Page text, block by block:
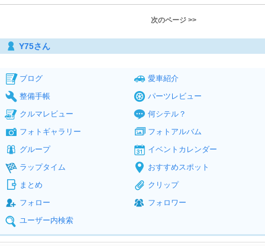
次のページ >>
Y75さん
ブログ
愛車紹介
整備手帳
パーツレビュー
クルマレビュー
何シテル？
フォトギャラリー
フォトアルバム
グループ
イベントカレンダー
ラップタイム
おすすめスポット
まとめ
クリップ
フォロー
フォロワー
ユーザー内検索